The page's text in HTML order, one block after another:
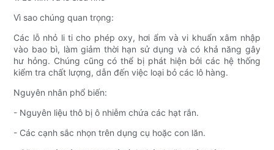
Vì sao chúng quan trọng:
Các lỗ nhỏ li ti cho phép oxy, hơi ẩm và vi khuẩn xâm nhập
vào bao bì, làm giảm thời hạn sử dụng và có khả năng gây
hư hỏng. Chúng cũng có thể bị phát hiện bởi các hệ thống
kiểm tra chất lượng, dẫn đến việc loại bỏ các lô hàng.
Nguyên nhân phổ biến:
- Nguyên liệu thô bị ô nhiễm chứa các hạt rắn.
- Các cạnh sắc nhọn trên dụng cụ hoặc con lăn.